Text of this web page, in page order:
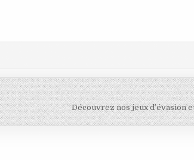
Découvrez nos jeux